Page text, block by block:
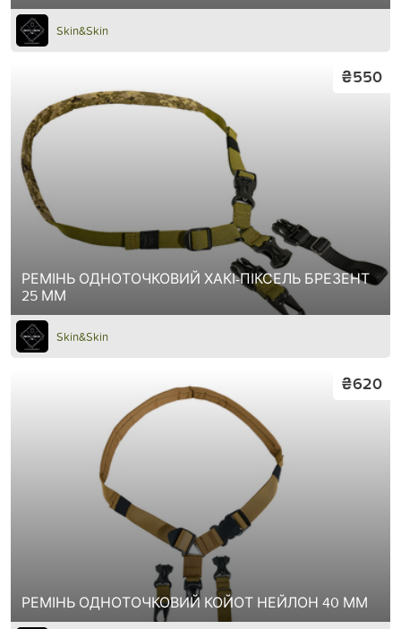
Skin&Skin
РЕМІНЬ ОДНОТОЧКОВИЙ ХАКІ-ПІКСЕЛЬ БРЕЗЕНТ
25 ММ
₴550
Skin&Skin
РЕМІНЬ ОДНОТОЧКОВИЙ КОЙОТ НЕЙЛОН 40 ММ
₴620